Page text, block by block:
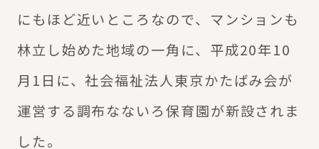
にもほど近いところなので、マンションも
林立し始めた地域の一角に、平成20年10
月1日に、社会福祉法人東京かたばみ会が
運営する調布なないろ保育園が新設されま
した。